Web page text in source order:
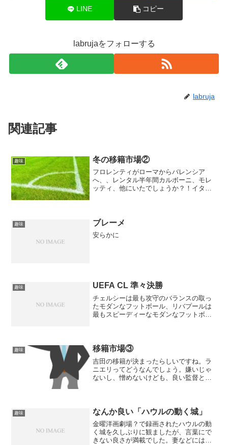
LINE コピー
labrujaをフォローする
labruja
関連記事
趣味 冬の移籍市場②
フロレンティがローマからバレンシア
へ、、レンタル半年間カルボーニ、モレ
ッティ、他にいたでしょうか？！イタリ
忙しいですね。移籍金総額は...
趣味 ブレーメ
安らかに
趣味 UEFA CL 準々決勝
チェルシーは最も攻守のバランスの取っ
たモダンなフットボール、リバプールは
最もスピーディーなモダンなフットボー
バイエルンだとみてます...
趣味 移籍市場③
吉田の移籍が決まったらしいですね。ラ
ニエリってどうなんでしょう。嫌いじゃ
ないし、憎めないけども、良い監督とは
趣味 なんか良い「ハウルの動く城」
金曜洋画劇場？で録画されたハウルの動
く城を久しぶりに観ましたが、言葉にで
きない良さが満載でした。妻などには理